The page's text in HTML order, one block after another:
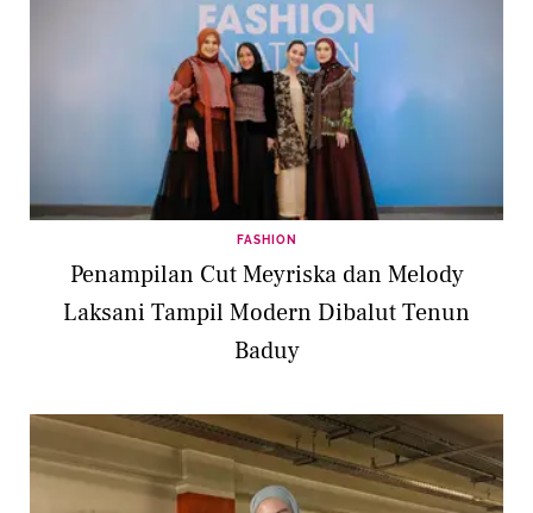
FASHION
Penampilan Cut Meyriska dan Melody
Laksani Tampil Modern Dibalut Tenun
Baduy